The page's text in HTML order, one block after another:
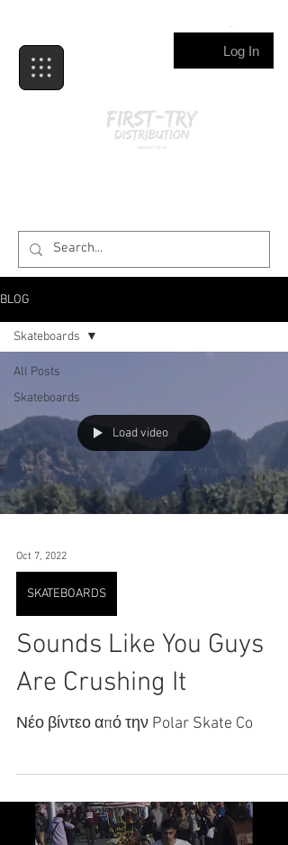
Log In
BLOG
All Posts
Skateboards
Skateboards
Load video
Oct 7, 2022
SKATEBOARDS
Sounds Like You Guys
Are Crushing It
Νέο βίντεο από την Polar Skate Co